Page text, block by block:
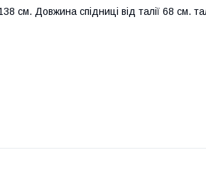
см. Довжина спідниці від талії 68 см.